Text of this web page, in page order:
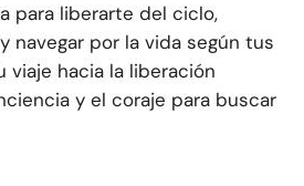
para liberarte del ciclo,
navegar por la vida según tus
viaje hacia la liberación
y el coraje para buscar